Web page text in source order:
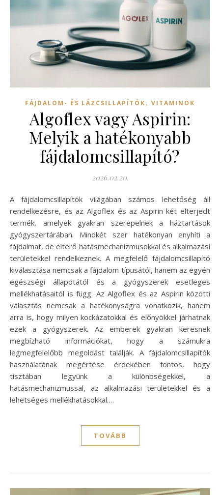
FÁJDALOM- ÉS LÁZCSILLAPÍTÓK, VITAMINOK
Algoflex vagy Aspirin:
Melyik a hatékonyabb
fájdalomcsillapító?
2026.02.20.
A fájdalomcsillapítók világában számos lehetőség áll
rendelkezésre, és az Algoflex és az Aspirin két elterjedt
termék, amelyek gyakran szerepelnek a háztartások
gyógyszertárában. Mindkét szer hatékonyan enyhíti a
fájdalmat, de eltérő hatásmechanizmusokkal és alkalmazási
területekkel rendelkeznek. A megfelelő fájdalomcsillapító
kiválasztása nemcsak a fájdalom típusától, hanem az egyén
egészségi állapotától és a gyógyszerek esetleges
mellékhatásaitól is függ. Az Algoflex és az Aspirin közötti
választás nemcsak a hatékonyságra vonatkozik, hanem
arra is, hogy milyen kockázatokkal és előnyökkel járhatnak
ezek a gyógyszerek. Az emberek gyakran keresnek
megbízható információkat, hogy a számukra
legmegfelelőbb megoldást találják. A fájdalomcsillapítók
használatának megértése érdekében fontos, hogy
tisztában legyünk a különbségekkel, a
hatásmechanizmussal, az alkalmazási területekkel és a
lehetséges mellékhatásokkal.…
TOVÁBB